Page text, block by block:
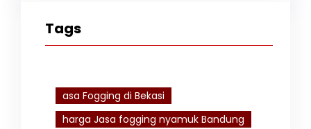
Tags
asa Fogging di Bekasi
harga Jasa fogging nyamuk Bandung